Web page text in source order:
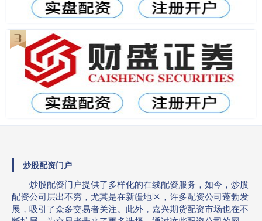
炒股配资门户
炒股配资门户提供了多样化的在线配资服务，如今，炒股
配资公司层出不穷，尤其是在新疆地区，许多配资公司蓬勃发
展，吸引了众多交易者关注。此外，嘉兴期货配资市场也在不